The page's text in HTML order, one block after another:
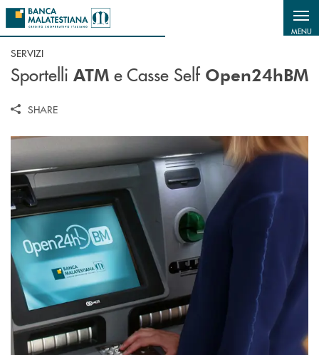
Salta al contenuto principale
MENU
SERVIZI
Sportelli ATM e Casse Self Open24hBM
SHARE